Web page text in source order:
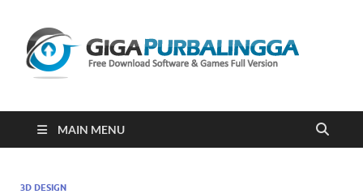
2023
MAIN MENU
3D DESIGN